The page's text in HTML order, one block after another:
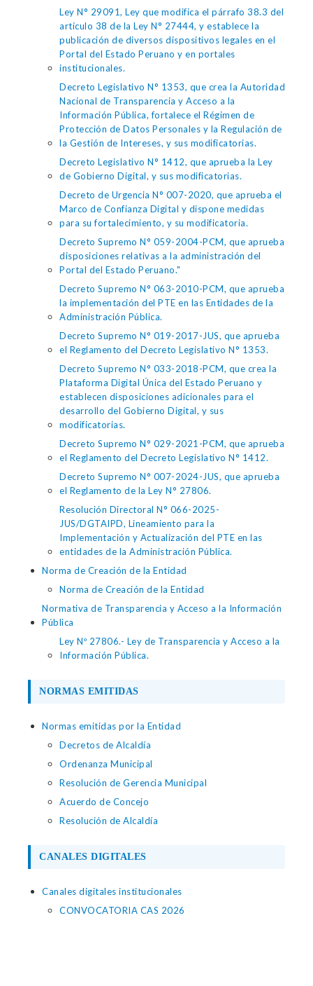
Ley N° 29091, Ley que modifica el párrafo 38.3 del
artículo 38 de la Ley N° 27444, y establece la
publicación de diversos dispositivos legales en el
Portal del Estado Peruano y en portales
institucionales.
Decreto Legislativo N° 1353, que crea la Autoridad
Nacional de Transparencia y Acceso a la
Información Pública, fortalece el Régimen de
Protección de Datos Personales y la Regulación de
la Gestión de Intereses, y sus modificatorias.
Decreto Legislativo N° 1412, que aprueba la Ley
de Gobierno Digital, y sus modificatorias.
Decreto de Urgencia N° 007-2020, que aprueba el
Marco de Confianza Digital y dispone medidas
para su fortalecimiento, y su modificatoria.
Decreto Supremo N° 059-2004-PCM, que aprueba
disposiciones relativas a la administración del
Portal del Estado Peruano."
Decreto Supremo N° 063-2010-PCM, que aprueba
la implementación del PTE en las Entidades de la
Administración Pública.
Decreto Supremo N° 019-2017-JUS, que aprueba
el Reglamento del Decreto Legislativo N° 1353.
Decreto Supremo N° 033-2018-PCM, que crea la
Plataforma Digital Única del Estado Peruano y
establecen disposiciones adicionales para el
desarrollo del Gobierno Digital, y sus
modificatorias.
Decreto Supremo N° 029-2021-PCM, que aprueba
el Reglamento del Decreto Legislativo N° 1412.
Decreto Supremo N° 007-2024-JUS, que aprueba
el Reglamento de la Ley N° 27806.
Resolución Directoral N° 066-2025-
JUS/DGTAIPD, Lineamiento para la
Implementación y Actualización del PTE en las
entidades de la Administración Pública.
Norma de Creación de la Entidad
Norma de Creación de la Entidad
Normativa de Transparencia y Acceso a la Información
Pública
Ley Nº 27806.- Ley de Transparencia y Acceso a la
Información Pública.
NORMAS EMITIDAS
Normas emitidas por la Entidad
Decretos de Alcaldía
Ordenanza Municipal
Resolución de Gerencia Municipal
Acuerdo de Concejo
Resolución de Alcaldía
CANALES DIGITALES
Canales digitales institucionales
CONVOCATORIA CAS 2026